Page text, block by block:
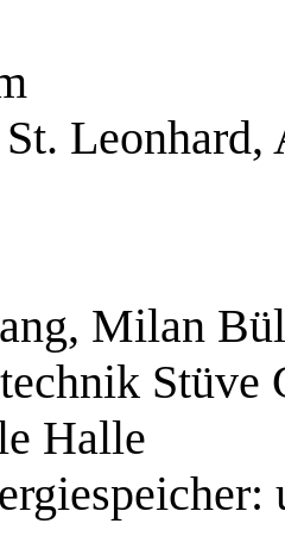
Leonhard,
Milan
Halle